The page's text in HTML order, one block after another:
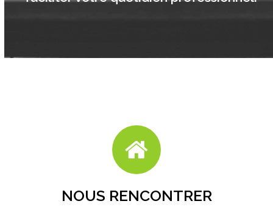
NOUS RENCONTRER